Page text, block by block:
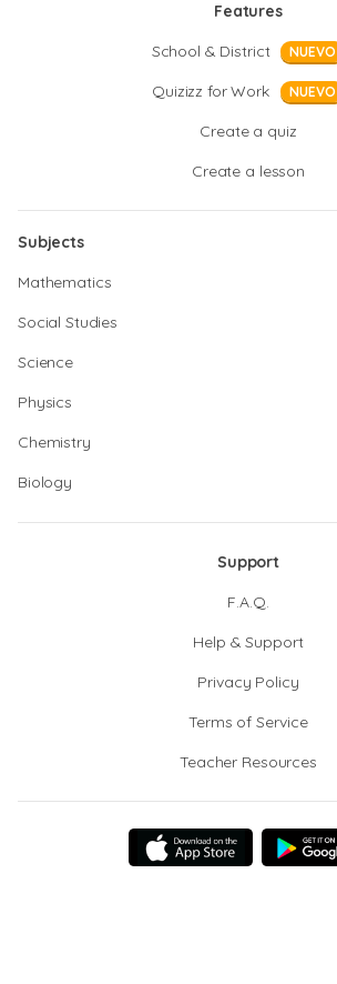
Features
School & District
NUEVO
Quizizz for Work NUEVO
Create a quiz
Create a lesson
Subjects
Mathematics
Social Studies
Science
Physics
Chemistry
Biology
Support
F.A.Q.
Help & Support
Privacy Policy
Terms of Service
Teacher Resources